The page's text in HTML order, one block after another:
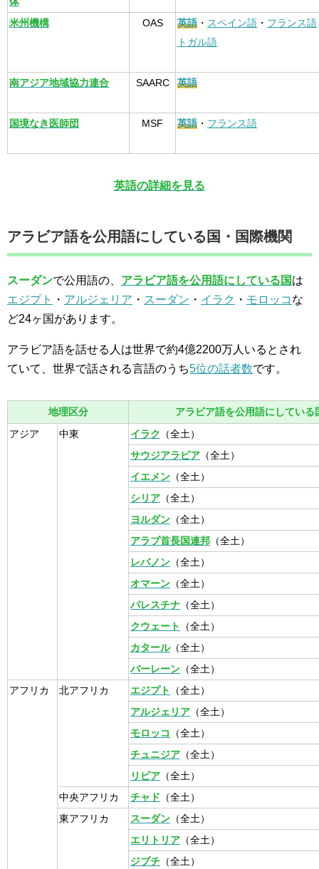
米州機構
OAS 英語 ・ スペイン語 ・ フランス語
トガル語
南アジア地域協力連合 SAARC 英語
国境なき医師団 MSF 英語 ・ フランス語
英語の詳細を見る
アラビア語を公用語にしている国・国際機関
スーダンで公用語の、 アラビア語を公用語にしている国は
エジプト
・ アルジェリア ・ スーダン ・ イラク ・ モロッコ な
ど24ヶ国があります。
アラビア語を話せる人は世界で約4億2200万人いるとされ
ていて、世界で話される言語のうち5位の話者数です。
地理区分 アラビア語を公用語にしている
アジア 中東 イラク
（全土）
サウジアラビア （全土）
イエメン （全土）
シリア （全土）
ヨルダン （全土）
アラブ首長国連邦 （全土）
レバノン （全土）
オマーン （全土）
パレスチナ （全土）
クウェート
（全土）
カタール（全土）
バーレーン （全土）
アフリカ
北アフリカ エジプト
（全土）
アルジェリア （全土）
モロッコ
（全土）
チュニジア （全土）
リビア （全土）
中央アフリカ
チャド （全土）
東アフリカ
スーダン （全土）
エリトリア （全土）
ジブチ （全土）